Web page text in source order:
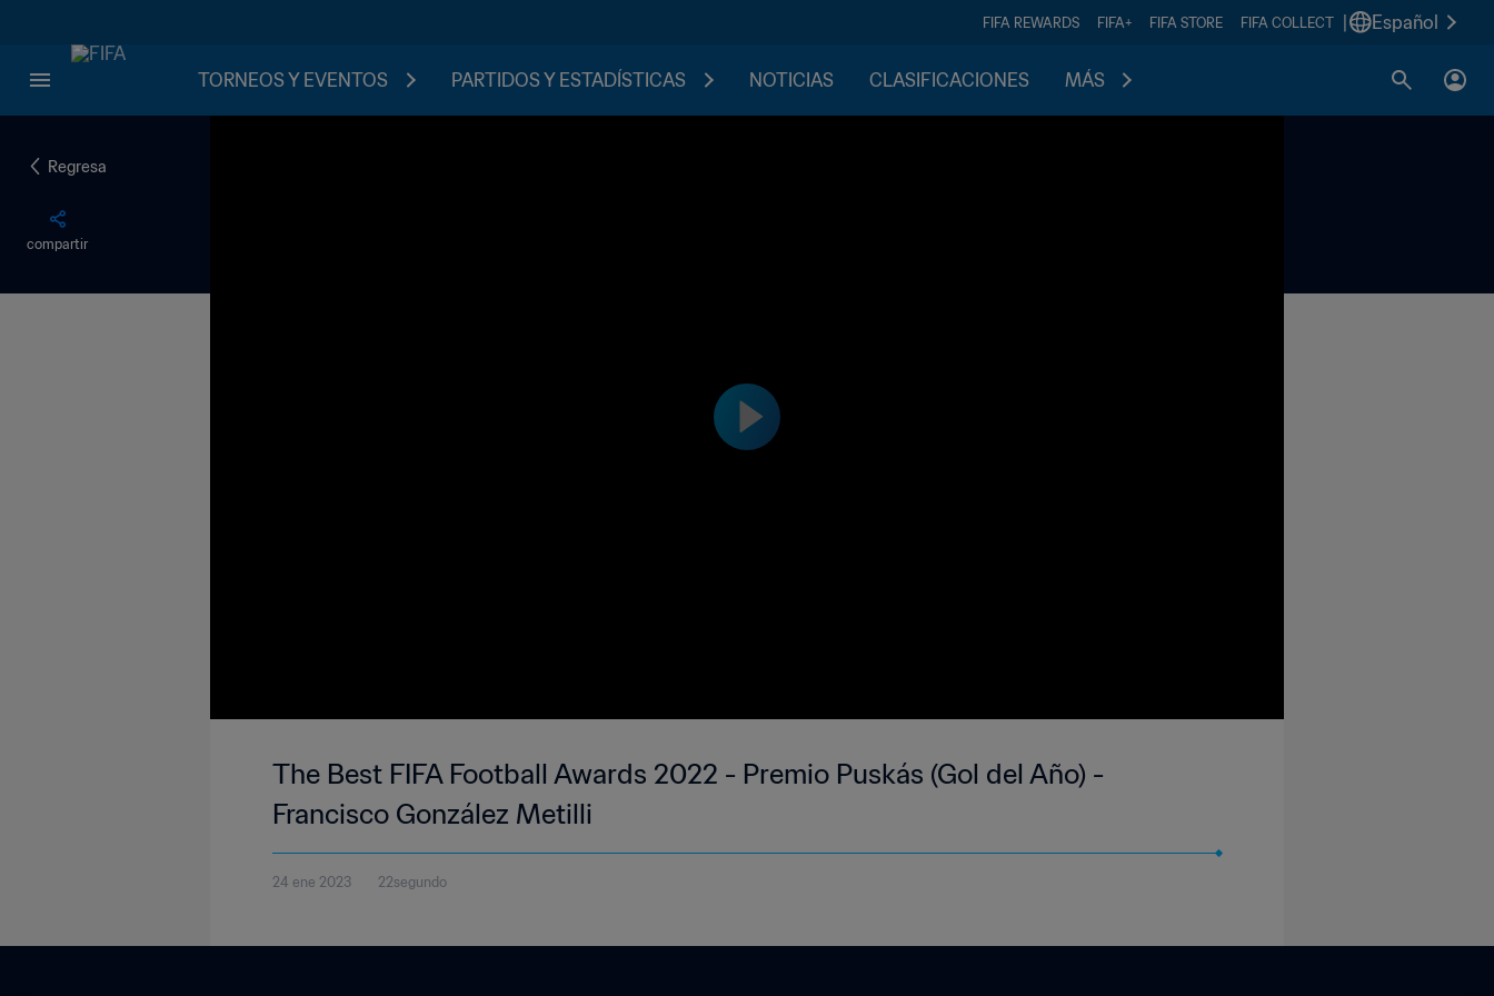
FIFA REWARDS FIFA+ FIFA STORE FIFA COLLECT Español
TORNEOS Y EVENTOS PARTIDOS Y ESTADÍSTICAS NOTICIAS CLASIFICACIONES MÁS
Regresa
compartir
The Best FIFA Football Awards 2022 - Premio Puskás (Gol del Año) -
Francisco González Metilli
24 ene 2023 22segundo